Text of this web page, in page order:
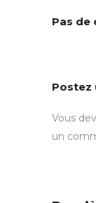
Pas de
Postez
Vous
un